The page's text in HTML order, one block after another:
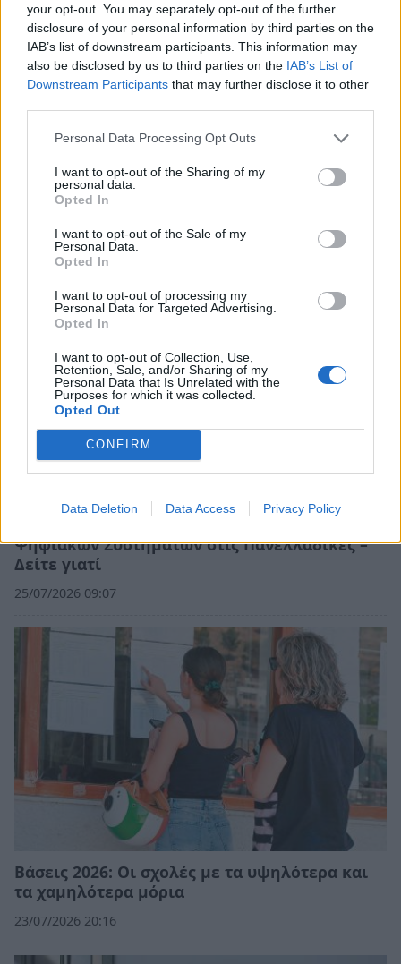
your opt-out. You may separately opt-out of the further
disclosure of your personal information by third parties on the
IAB’s list of downstream participants. This information may
also be disclosed by us to third parties on the IAB’s List of
Downstream Participants that may further disclose it to other
Personal Data Processing Opt Outs
I want to opt-out of the Sharing of my
personal data.
Opted In
I want to opt-out of the Sale of my
Personal Data.
Opted In
I want to opt-out of processing my
Personal Data for Targeted Advertising.
Opted In
I want to opt-out of Collection, Use,
Retention, Sale, and/or Sharing of my
Personal Data that Is Unrelated with the
Purposes for which it was collected.
Opted Out
CONFIRM
Data Deletion Data Access Privacy Policy
3ο ΓΕΛ Καλαμάτας: Επιμόρφωση
εκπαιδευτικών για τη διαφορετικότητα και
05/08/2026 18:04
Ψηφιακών Συστημάτων στις Πανελλαδικές –
Δείτε γιατί
25/07/2026 09:07
Βάσεις 2026: Οι σχολές με τα υψηλότερα και
τα χαμηλότερα μόρια
23/07/2026 20:16